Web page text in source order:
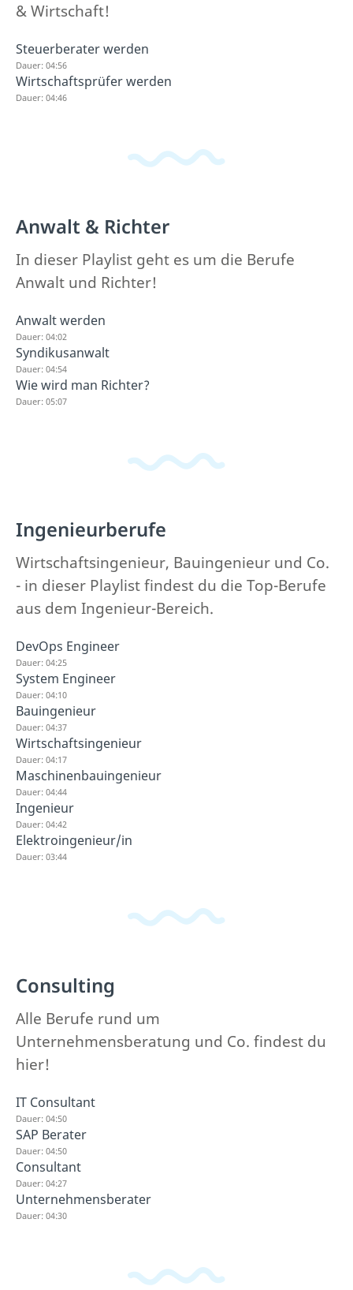
& Wirtschaft!
Steuerberater werden
Dauer: 04:56
Wirtschaftsprüfer werden
Dauer: 04:46
Anwalt & Richter
In dieser Playlist geht es um die Berufe
Anwalt und Richter!
Anwalt werden
Dauer: 04:02
Syndikusanwalt
Dauer: 04:54
Wie wird man Richter?
Dauer: 05:07
Ingenieurberufe
Wirtschaftsingenieur, Bauingenieur und Co.
- in dieser Playlist findest du die Top-Berufe
aus dem Ingenieur-Bereich.
DevOps Engineer
Dauer: 04:25
System Engineer
Dauer: 04:10
Bauingenieur
Dauer: 04:37
Wirtschaftsingenieur
Dauer: 04:17
Maschinenbauingenieur
Dauer: 04:44
Ingenieur
Dauer: 04:42
Elektroingenieur/in
Dauer: 03:44
Consulting
Alle Berufe rund um
Unternehmensberatung und Co. findest du
hier!
IT Consultant
Dauer: 04:50
SAP Berater
Dauer: 04:50
Consultant
Dauer: 04:27
Unternehmensberater
Dauer: 04:30